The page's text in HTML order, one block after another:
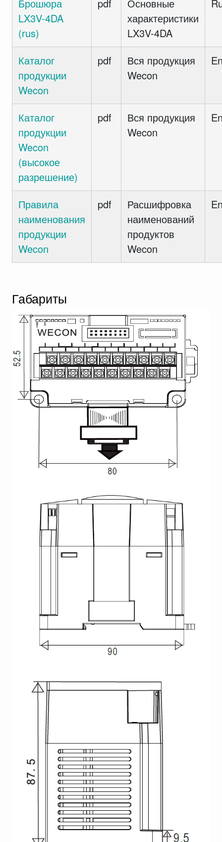
Брошюра
LX3V-4DA
(rus)
pdf
Основные
характеристики
LX3V-4DA
Каталог
продукции
Wecon
pdf
Вся продукция
Wecon
Каталог
продукции
Wecon
(высокое
разрешение)
pdf
Вся продукция
Wecon
Правила
наименования
продукции
Wecon
pdf
Расшифровка
наименований
продуктов
Wecon
Габариты